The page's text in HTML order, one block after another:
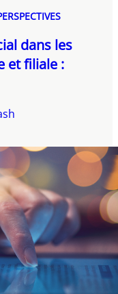
dans les
et filiale :